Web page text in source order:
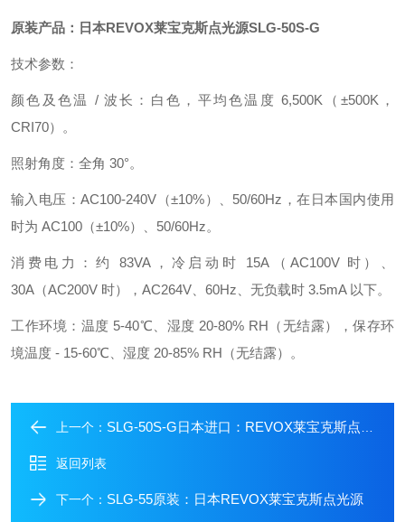
原装产品：日本REVOX莱宝克斯点光源SLG-50S-G
技术参数：
颜色及色温 / 波长：白色，平均色温度 6,500K（±500K，
CRI70）。
照射角度：全角 30°。
输入电压：AC100-240V（±10%）、50/60Hz，在日本国内使用
时为 AC100（±10%）、50/60Hz。
消费电力：约 83VA，冷启动时 15A（AC100V 时）、
30A（AC200V 时），AC264V、60Hz、无负载时 3.5mA 以下。
工作环境：温度 5-40℃、湿度 20-80% RH（无结露），保存环
境温度 - 15-60℃、湿度 20-85% RH（无结露）。
上一个： SLG-50S-G日本进口：REVOX莱宝克斯点光源
返回列表
下一个： SLG-55原装：日本REVOX莱宝克斯点光源